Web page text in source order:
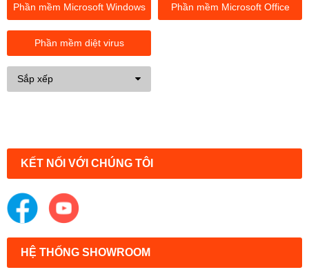
Phần mềm Microsoft Windows Phần mềm Microsoft Office
Phần mềm diệt virus
Sắp xếp
KẾT NỐI VỚI CHÚNG TÔI
HỆ THỐNG SHOWROOM